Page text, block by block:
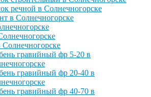
речной в Солнечногорске
в Солнечногорске
гравийный фр 5-20 в
гравийный фр 20-40 в
гравийный фр 40-70 в